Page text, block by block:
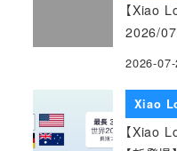
【Xiao
2026/
2026-
Xiao
【Xiao